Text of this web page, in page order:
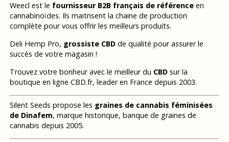
Weecl est le fournisseur B2B français de référenceen
cannabinoïdes. Ils maitrisent la chaine de production
complète pour vous offrir les meilleurs produits.
Deli Hemp Pro, grossiste CBDde qualité pour assurer le
succès de votre magasin !
Trouvez votre bonheur avec le meilleur du CBDsur la
boutique en ligne CBD.fr, leader en France depuis 2003.
Silent Seeds propose les graines de cannabis féminisées
de Dinafem, marque historique, banque de graines de
cannabis depuis 2005.